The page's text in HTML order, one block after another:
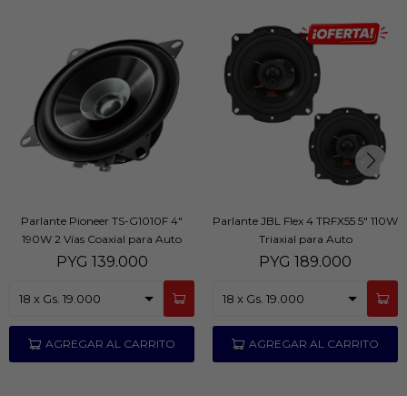
Parlante Pioneer TS-G1010F 4"
190W 2 Vías Coaxial para Auto
PYG 139.000
Parlante JBL Flex 4 TRFX55 5" 110W
Triaxial para Auto
PYG 189.000